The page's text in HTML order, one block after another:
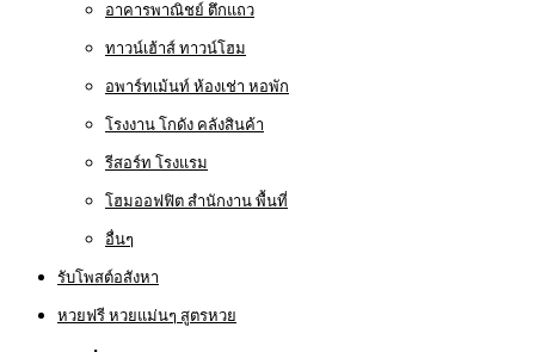
อาคารพาณิชย์ ตึกแถว
ทาวน์เฮ้าส์ ทาวน์โฮม
อพาร์ทเม้นท์ ห้องเช่า หอพัก
โรงงาน โกดัง คลังสินค้า
รีสอร์ท โรงแรม
โฮมออฟฟิต สำนักงาน พื้นที่
อื่นๆ
รับโพสต์อสังหา
หวยฟรี หวยแม่นๆ สูตรหวย